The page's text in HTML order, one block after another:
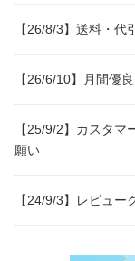
【26/8/3】送料・
【26/6/10】月間優
【25/9/2】カスタ
願い
【24/9/3】レビュ